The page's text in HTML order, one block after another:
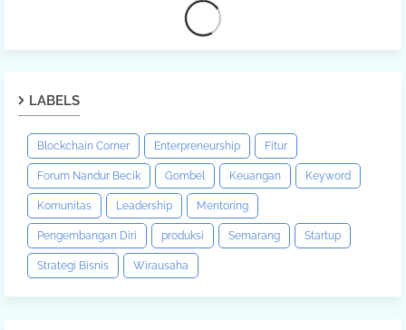
LABELS
Blockchain Corner Enterpreneurship Fitur
Forum Nandur Becik Gombel Keuangan Keyword
Komunitas Leadership Mentoring
Pengembangan Diri produksi Semarang Startup
Strategi Bisnis Wirausaha